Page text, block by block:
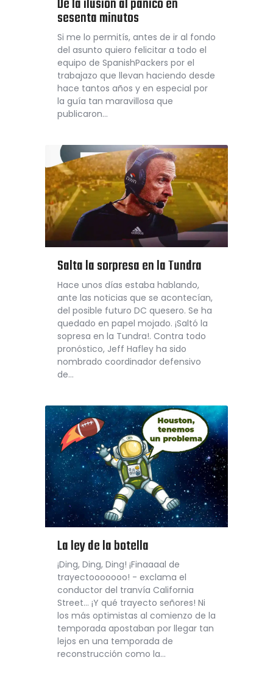
De la ilusión al pánico en
sesenta minutos
Si me lo permitís, antes de ir al fondo
del asunto quiero felicitar a todo el
equipo de SpanishPackers por el
trabajazo que llevan haciendo desde
hace tantos años y en especial por
la guía tan maravillosa que
publicaron…
Salta la sorpresa en la Tundra
Hace unos días estaba hablando,
ante las noticias que se acontecían,
del posible futuro DC quesero. Se ha
quedado en papel mojado. ¡Saltó la
sopresa en la Tundra!. Contra todo
pronóstico, Jeff Hafley ha sido
nombrado coordinador defensivo
de…
La ley de la botella
¡Ding, Ding, Ding! ¡Finaaaal de
trayectooooooo! - exclama el
conductor del tranvía California
Street... ¡Y qué trayecto señores! Ni
los más optimistas al comienzo de la
temporada apostaban por llegar tan
lejos en una temporada de
reconstrucción como la…